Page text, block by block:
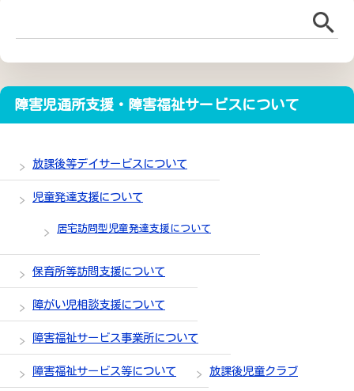
障害児通所支援・障害福祉サービスについて
放課後等デイサービスについて
児童発達支援について
居宅訪問型児童発達支援について
保育所等訪問支援について
障がい児相談支援について
障害福祉サービス事業所について
障害福祉サービス等について 放課後児童クラブ